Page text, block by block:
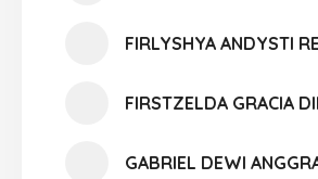
FIRLYSHYA ANDYSTI
FIRSTZELDA GRACIA
GABRIEL DEWI